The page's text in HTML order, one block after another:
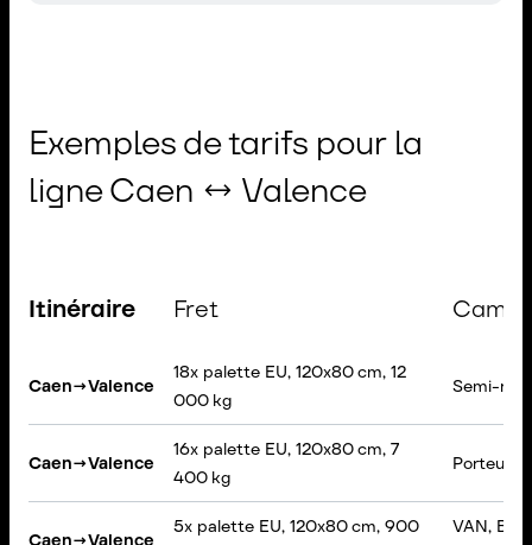
Exemples de tarifs pour la
ligne Caen ↔ Valence
Itinéraire Fret
Caen→Valence
18x palette EU, 120x80 cm, 12
000 kg
Semi-
Caen→Valence
16x palette EU, 120x80 cm, 7
400 kg
Porteur,
Caen→Valence
5x palette EU, 120x80 cm, 900
VAN,